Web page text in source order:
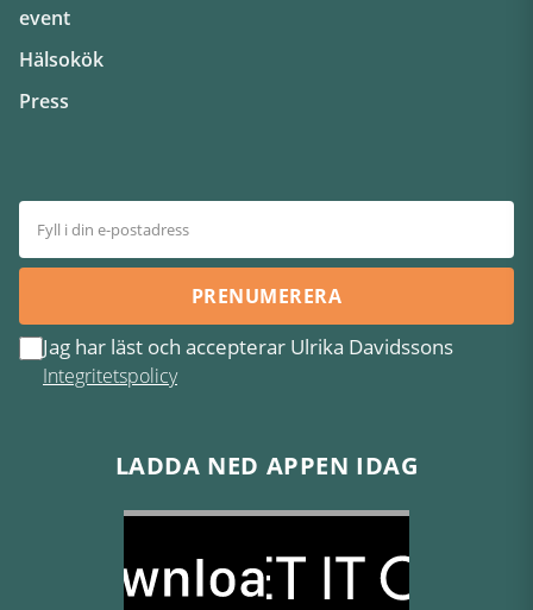
event
Hälsokök
Press
PRENUMERERA
Jag har läst och accepterar Ulrika Davidssons
Integritetspolicy
LADDA NED APPEN IDAG